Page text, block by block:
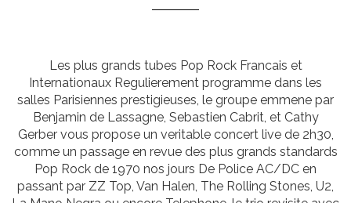
Les plus grands tubes Pop Rock Francais et
Internationaux Regulierement programme dans les
salles Parisiennes prestigieuses, le groupe emmene par
Benjamin de Lassagne, Sebastien Cabrit, et Cathy
Gerber vous propose un veritable concert live de 2h30,
comme un passage en revue des plus grands standards
Pop Rock de 1970 nos jours De Police AC/DC en
passant par ZZ Top, Van Halen, The Rolling Stones, U2,